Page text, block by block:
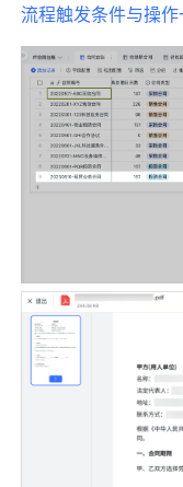
流程触发条件与操作